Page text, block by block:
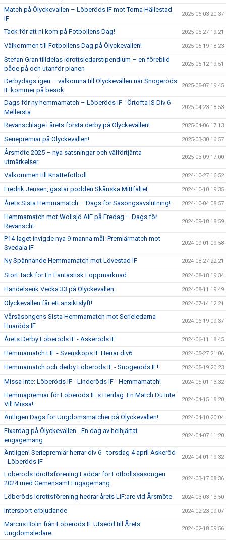
Match på Ölyckevallen – Löberöds IF mot Torna Hällestad
IF
2025-06-03 20:37
Tack för att ni kom på Fotbollens Dag! 2025-05-27 19:21
Välkommen till Fotbollens Dag på Ölyckevallen! 2025-05-19 18:23
Stefan Gran tilldelas idrottsledarstipendium – en förebild
både på och utanför planen
2025-05-12 19:51
Derbydags igen – välkomna till Ölyckevallen när Snogeröds
IF kommer på besök.
2025-05-07 19:45
Dags för ny hemmamatch – Löberöds IF - Örtofta IS Div 6
Mellersta
2025-04-23 18:53
Revanschläge i årets första derby på Ölyckevallen! 2025-04-06 17:13
Seriepremiär på Ölyckevallen! 2025-03-30 16:57
Årsmöte 2025 – nya satsningar och välförtjänta
utmärkelser
2025-03-09 17:00
Välkommen till Knattefotboll 2024-10-27 16:52
Fredrik Jensen, gästar podden Skånska Mittfältet. 2024-10-10 19:35
Årets Sista Hemmamatch – Dags för Säsongsavslutning! 2024-10-04 08:57
Hemmamatch mot Wollsjö AIF på Fredag – Dags för
Revansch!
2024-09-18 18:59
P14-laget invigde nya 9-manna mål: Premiärmatch mot
Svedala IF
2024-09-01 09:58
Ny Spännande Hemmamatch mot Lövestad IF 2024-08-27 22:21
Stort Tack för En Fantastisk Loppmarknad 2024-08-18 19:34
Händelserik Vecka 33 på Ölyckevallen 2024-08-11 19:49
Ölyckevallen får ett ansiktslyft! 2024-07-14 12:21
Vårsäsongens Sista Hemmamatch mot Serieledarna
Huaröds IF
2024-06-19 09:37
Årets Derby Löberöds IF - Askeröds IF 2024-06-11 18:45
Hemmamatch LIF - Svensköps IF Herrar div6 2024-05-27 21:06
Hemmamatch och derby Löberöds IF - Snogeröds IF! 2024-05-19 20:23
Missa Inte: Löberöds IF - Linderöds IF - Hemmamatch! 2024-05-01 13:32
Hemmapremiär för Löberöds IF:s Herrlag: En Match Du Inte
Vill Missa!
2024-04-15 18:20
Äntligen Dags för Ungdomsmatcher på Ölyckevallen! 2024-04-10 20:04
Fixardag på Ölyckevallen - En dag av helhjärtat
engagemang
2024-04-07 11:20
Äntligen! Seriepremiär herrar div 6 - torsdag 4 april Askeröd
- Löberöds IF
2024-04-01 19:32
Löberöds Idrottsförening Laddar för Fotbollssäsongen
2024 med Gemensamt Engagemang
2024-03-17 08:36
Löberöds Idrottsförening hedrar årets LIF:are vid Årsmöte 2024-03-03 13:50
Intersport erbjudande 2024-02-23 09:07
Marcus Bolin från Löberöds IF Utsedd till Årets
Ungdomsledare.
2024-02-18 09:56